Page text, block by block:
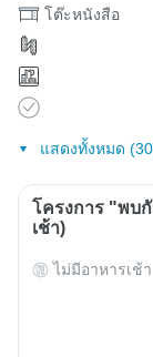
โต๊ะหนังสือ
แสดงทั้งหมด
โครงการ "พบ
เช้า)
ไม่มีอาหารเช้า